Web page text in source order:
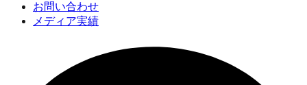
お問い合わせ
メディア実績